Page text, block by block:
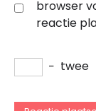
browser
reactie
− twee